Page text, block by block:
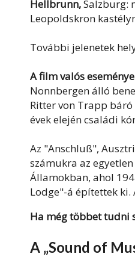
Hellbrunn,Salzburg:
Leopoldskron
További jelenetek
A film valós
Nonnbergen álló
Ritter von Trapp
évek elején családi
Az "Anschluß",
számukra az
Államokban, ahol
Lodge"-á építettek
Ha még többet tudni
A „Sound of